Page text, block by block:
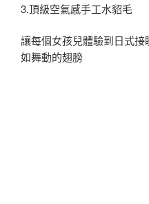
3.頂級空氣感手工水貂毛
讓每個女孩兒體驗到日式
如舞動的翅膀